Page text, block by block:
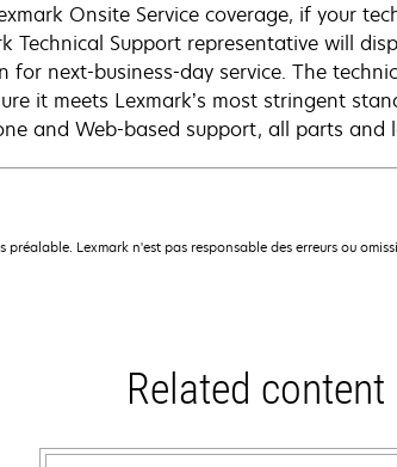
Onsite Service coverage, if your
Technical Support representative will
for next-business-day service. The
it meets Lexmark’s most stringent
and Web-based support, all parts and
Lexmark n'est pas responsable des erreurs ou
Related content